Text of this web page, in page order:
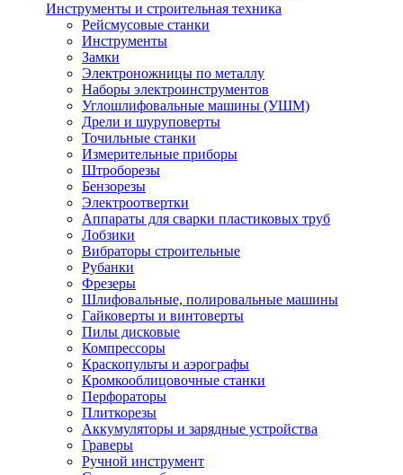
Инструменты и строительная техника
Рейсмусовые станки
Инструменты
Замки
Электроножницы по металлу
Наборы электроинструментов
Углошлифовальные машины (УШМ)
Дрели и шуруповерты
Точильные станки
Измерительные приборы
Штроборезы
Бензорезы
Электроотвертки
Аппараты для сварки пластиковых труб
Лобзики
Вибраторы строительные
Рубанки
Фрезеры
Шлифовальные, полировальные машины
Гайковерты и винтоверты
Пилы дисковые
Компрессоры
Краскопульты и аэрографы
Кромкооблицовочные станки
Перфораторы
Плиткорезы
Аккумуляторы и зарядные устройства
Граверы
Ручной инструмент